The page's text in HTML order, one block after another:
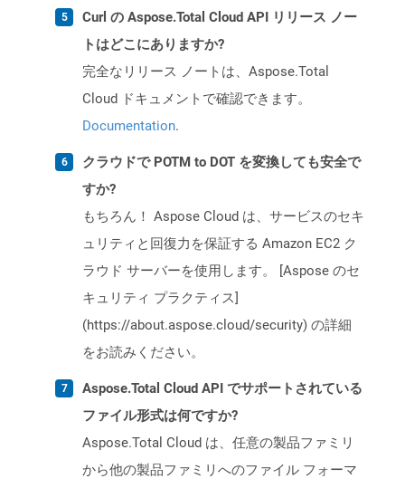
Curl の Aspose.Total Cloud API リリース ノー
トはどこにありますか?
完全なリリース ノートは、Aspose.Total
Cloud ドキュメントで確認できます。
Documentation.
クラウドで POTM to DOT を変換しても安全で
すか?
もちろん！ Aspose Cloud は、サービスのセキ
ュリティと回復力を保証する Amazon EC2 ク
ラウド サーバーを使用します。 [Aspose のセ
キュリティ プラクティス]
(https://about.aspose.cloud/security) の詳細
をお読みください。
Aspose.Total Cloud API でサポートされている
ファイル形式は何ですか?
Aspose.Total Cloud は、任意の製品ファミリ
から他の製品ファミリへのファイル フォーマ